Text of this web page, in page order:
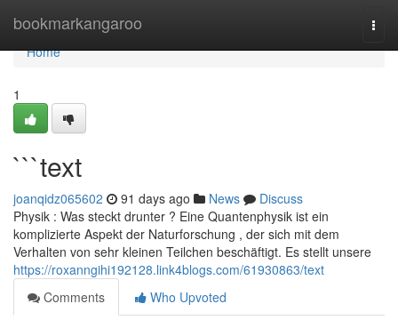
bookmarkangaroo
Home
Home
1
```text
joanqidz065602 91 days ago News
Discuss
Physik : Was steckt drunter ? Eine Quantenphysik ist ein
komplizierte Aspekt der Naturforschung , der sich mit dem
Verhalten von sehr kleinen Teilchen beschäftigt. Es stellt unsere
https://roxanngihi192128.link4blogs.com/61930863/text
Comments
Who Upvoted